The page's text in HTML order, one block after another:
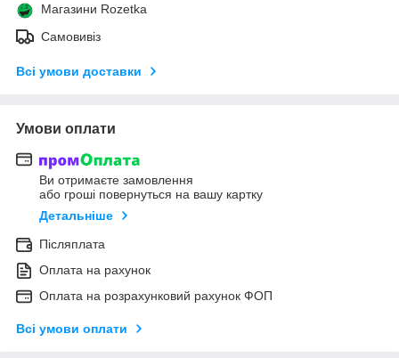
Магазини Rozetka
Самовивіз
Всі умови доставки
Умови оплати
Ви отримаєте замовлення
або гроші повернуться на вашу картку
Детальніше
Післяплата
Оплата на рахунок
Оплата на розрахунковий рахунок ФОП
Всі умови оплати